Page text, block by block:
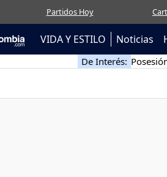
Partidos Hoy
VIDA Y ESTILO Noticias
De Interés: